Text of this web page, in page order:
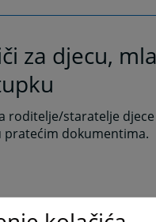
za djecu,
roditelje/staratelje
pratećim dokumentima.